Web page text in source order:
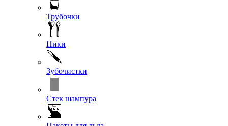
Трубочки
Пики
Зубочистки
Стек шампура